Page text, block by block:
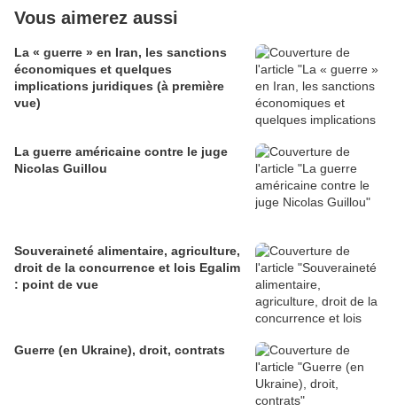
Vous aimerez aussi
La « guerre » en Iran, les sanctions
économiques et quelques
implications juridiques (à première
vue)
La guerre américaine contre le juge
Nicolas Guillou
Souveraineté alimentaire, agriculture,
droit de la concurrence et lois Egalim
: point de vue
Guerre (en Ukraine), droit, contrats